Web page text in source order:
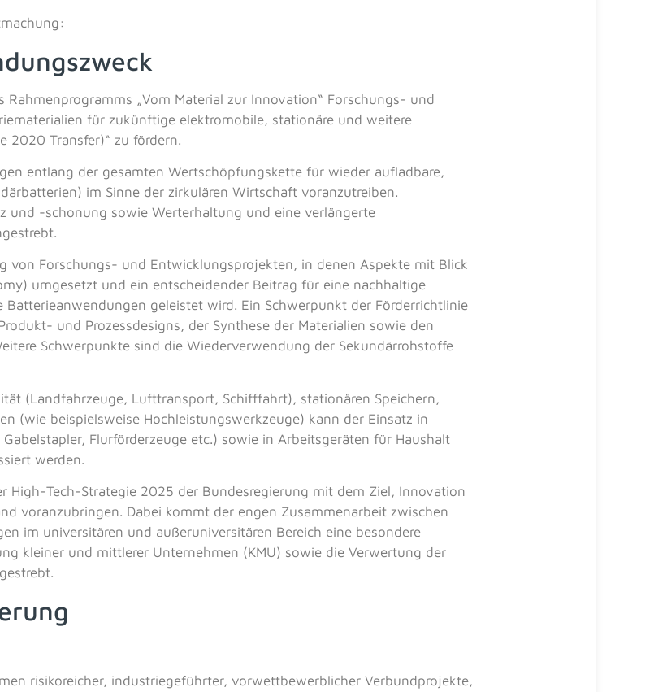
Rahmenprogramms „Vom Material zur Innovation“ Forschungs- und
für zukünftige elektromobile, stationäre und weitere
2020 Transfer)“ zu fördern.
entlang der gesamten Wertschöpfungskette für wieder aufladbare,
im Sinne der zirkulären Wirtschaft voranzutreiben.
und -schonung sowie Werterhaltung und eine verlängerte
von Forschungs- und Entwicklungsprojekten, in denen Aspekte mit Blick
umgesetzt und ein entscheidender Beitrag für eine nachhaltige
geleistet wird. Ein Schwerpunkt der Förderrichtlinie
und Prozessdesigns, der Synthese der Materialien sowie den
Schwerpunkte sind die Wiederverwendung der Sekundärrohstoffe
(Landfahrzeuge, Lufttransport, Schifffahrt), stationären Speichern,
(wie beispielsweise Hochleistungswerkzeuge) kann der Einsatz in
Flurförderzeuge etc.) sowie in Arbeitsgeräten für Haushalt
werden.
High-Tech-Strategie 2025 der Bundesregierung mit dem Ziel, Innovation
voranzubringen. Dabei kommt der engen Zusammenarbeit zwischen
im universitären und außeruniversitären Bereich eine besondere
kleiner und mittlerer Unternehmen (KMU) sowie die Verwertung der
risikoreicher, industriegeführter, vorwettbewerblicher Verbundprojekte,